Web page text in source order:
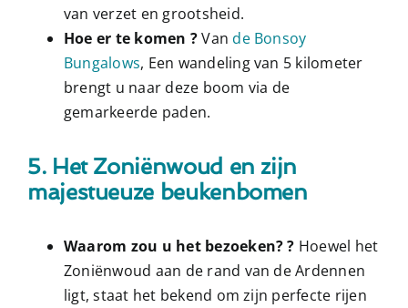
van verzet en grootsheid.
Hoe er te komen ?Vande Bonsoy
Bungalows, Een wandeling van 5 kilometer
brengt u naar deze boom via de
gemarkeerde paden.
5. Het Zoniënwoud en zijn
majestueuze beukenbomen
Waarom zou u het bezoeken? ? Hoewel het
Zoniënwoud aan de rand van de Ardennen
ligt, staat het bekend om zijn perfecte rijen